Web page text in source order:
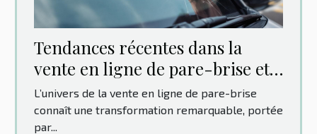
Tendances récentes dans la
vente en ligne de pare-brise et
leur impact sur les
consommateurs
L’univers de la vente en ligne de pare-brise
connaît une transformation remarquable, portée
par...